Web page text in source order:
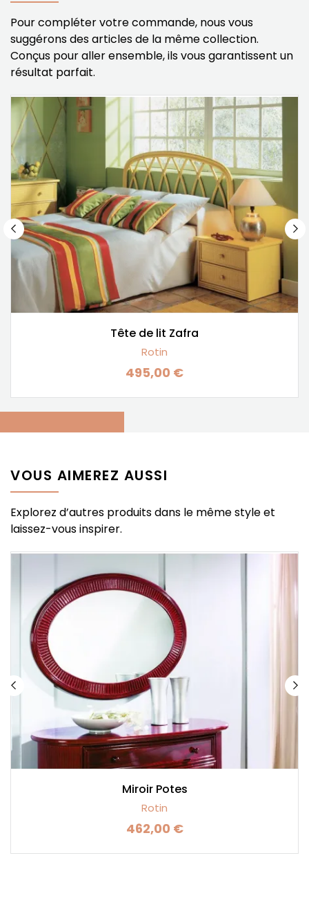
Pour compléter votre commande, nous vous
suggérons des articles de la même collection.
Conçus pour aller ensemble, ils vous garantissent un
résultat parfait.
Tête de lit Zafra
Rotin
Prix
495,00 €
VOUS AIMEREZ AUSSI
Explorez d’autres produits dans le même style et
laissez-vous inspirer.
Miroir Potes
Rotin
Prix
462,00 €